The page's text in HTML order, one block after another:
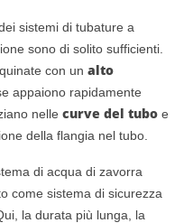
sistemi di tubature a
sono di solito sufficienti.
con un alto
appaiono rapidamente
nelle curve del tubo e
della flangia nel tubo.
di acqua di zavorra
come sistema di sicurezza
la durata più lunga, la